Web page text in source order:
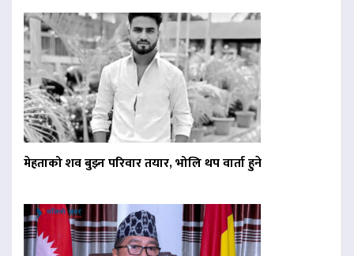
मेहताको शव बुझ्न परिवार तयार, भोलि थप वार्ता हुने